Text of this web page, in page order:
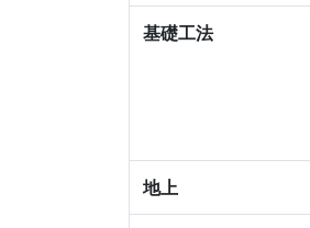
基礎工法
地上